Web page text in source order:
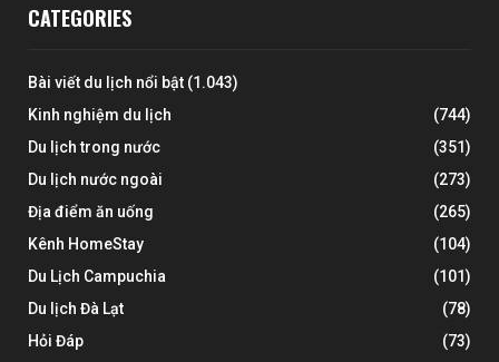
CATEGORIES
Bài viết du lịch nổi bật (1.043)
Kinh nghiệm du lịch
(744)
Du lịch trong nước
(351)
Du lịch nước ngoài
(273)
Địa điểm ăn uống
(265)
Kênh HomeStay
(104)
Du Lịch Campuchia
(101)
Du lịch Đà Lạt
(78)
Hỏi Đáp
(73)